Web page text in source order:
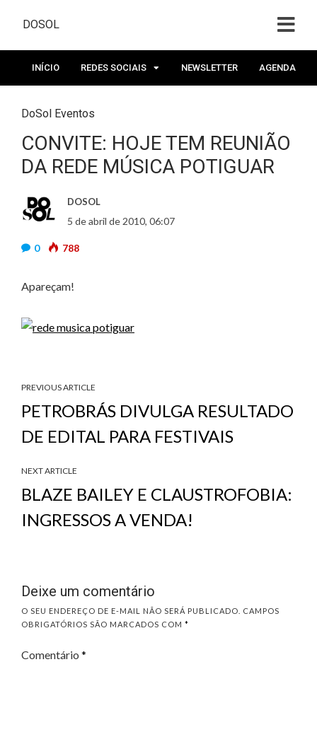
DOSOL
INÍCIO REDES SOCIAIS NEWSLETTER AGENDA
DoSol Eventos
CONVITE: HOJE TEM REUNIÃO
DA REDE MÚSICA POTIGUAR
DOSOL
5 de abril de 2010, 06:07
0 788
Apareçam!
PREVIOUS ARTICLE
PETROBRÁS DIVULGA RESULTADO
DE EDITAL PARA FESTIVAIS
NEXT ARTICLE
BLAZE BAILEY E CLAUSTROFOBIA:
INGRESSOS A VENDA!
Deixe um comentário
O SEU ENDEREÇO DE E-MAIL NÃO SERÁ PUBLICADO.
CAMPOS
OBRIGATÓRIOS SÃO MARCADOS COM *
Comentário *